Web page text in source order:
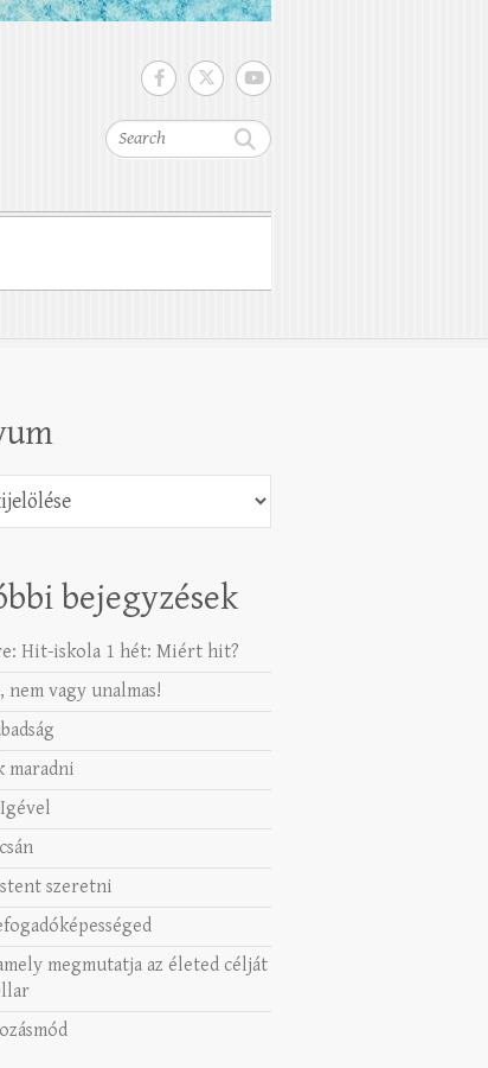
Search
bejegyzések
Hit-iskola 1 hét: Miért hit?
nem vagy unalmas!
maradni
szeretni
megmutatja az életed célját